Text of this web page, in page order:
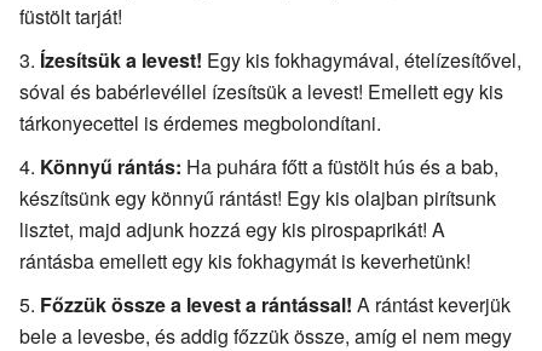
füstölt tarját!
Ízesítsük a levest! Egy kis fokhagymával, ételízesítővel,
sóval és babérlevéllel ízesítsük a levest! Emellett egy kis
tárkonyecettel is érdemes megbolondítani.
Könnyű rántás: Ha puhára főtt a füstölt hús és a bab,
készítsünk egy könnyű rántást! Egy kis olajban pirítsunk
lisztet, majd adjunk hozzá egy kis pirospaprikát! A
rántásba emellett egy kis fokhagymát is keverhetünk!
Főzzük össze a levest a rántással! A rántást keverjük
bele a levesbe, és addig főzzük össze, amíg el nem megy